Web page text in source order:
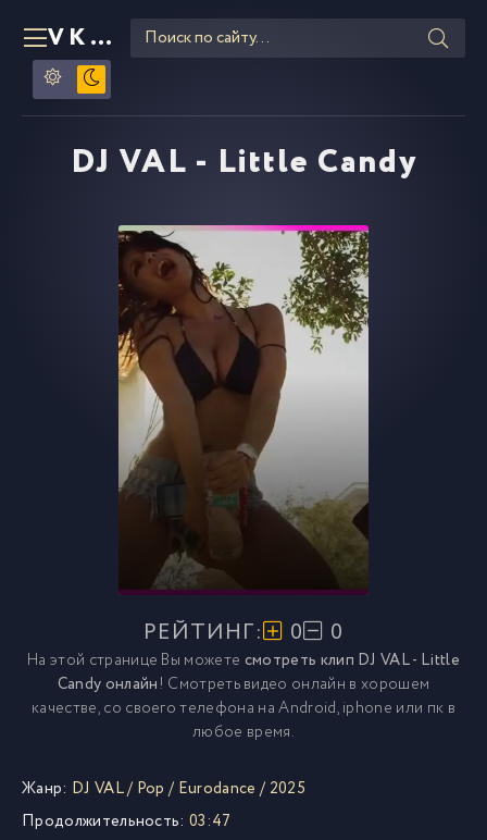
VKLIPE RU
DJ VAL - Little Candy
РЕЙТИНГ: 0 0
На этой странице Вы можете смотреть клип DJ VAL - Little
Candy онлайн! Смотреть видео онлайн в хорошем
качестве, со своего телефона на Android, iphone или пк в
любое время.
Жанр: DJ VAL/ Pop / Eurodance / 2025
Продолжительность: 03:47